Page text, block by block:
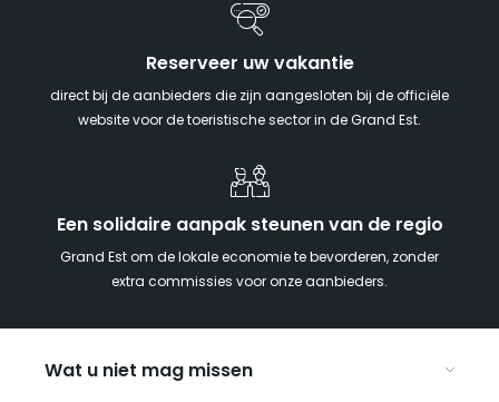
Reserveer uw vakantie
direct bij de aanbieders die zijn aangesloten bij de officiële
website voor de toeristische sector in de Grand Est.
Een solidaire aanpak steunen van de regio
Grand Est om de lokale economie te bevorderen, zonder
extra commissies voor onze aanbieders.
Wat u niet mag missen